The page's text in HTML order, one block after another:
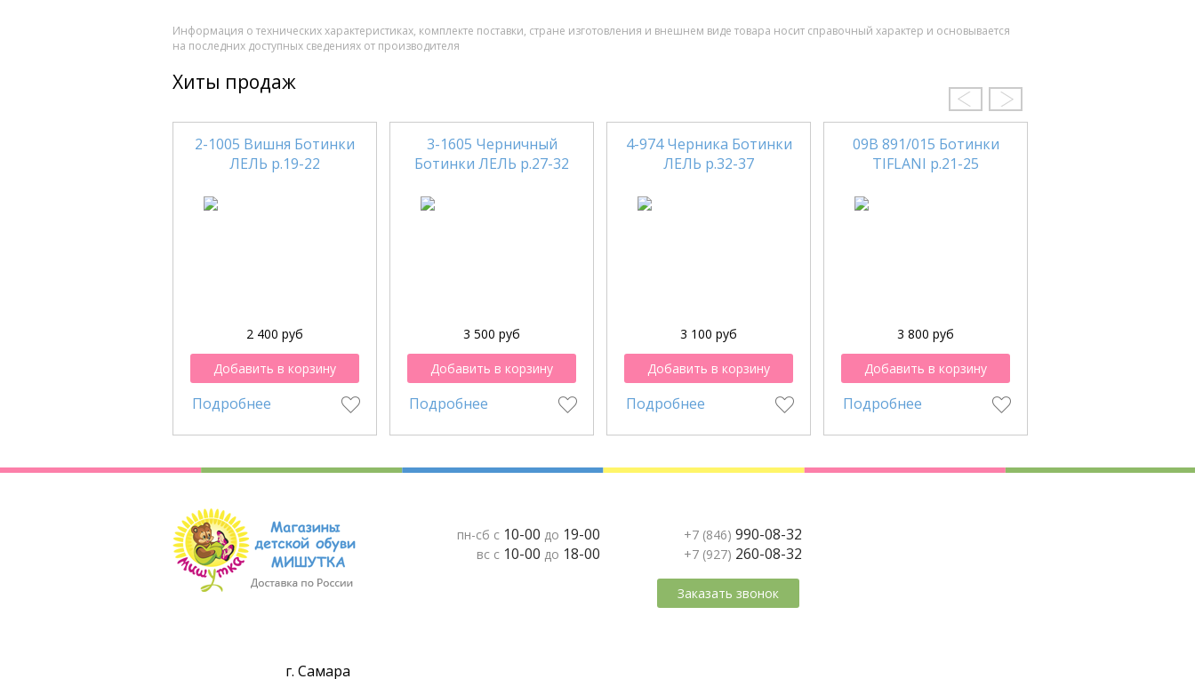
Информация о технических характеристиках, комплекте поставки, стране изготовления и внешнем виде товара носит справочный характер и основывается
на последних доступных сведениях от производителя
Хиты продаж
2-1005 Вишня Ботинки
ЛЕЛЬ р.19-22
2 400 руб
Добавить в корзину
Подробнее
3-1605 Черничный
Ботинки ЛЕЛЬ р.27-32
3 500 руб
Добавить в корзину
Подробнее
4-974 Черника Ботинки
ЛЕЛЬ р.32-37
3 100 руб
Добавить в корзину
Подробнее
09В 891/015 Ботинки
TIFLANI р.21-25
3 800 руб
Добавить в корзину
Подробнее
пн-сб с 10-00 до 19-00
вс с 10-00 до 18-00
+7 (846) 990-08-32
+7 (927) 260-08-32
Заказать звонок
г. Самара